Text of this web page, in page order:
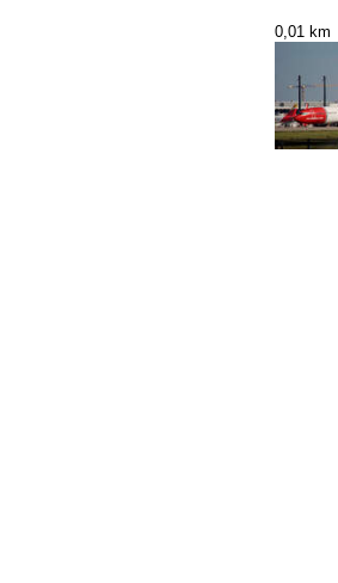
0,01 km